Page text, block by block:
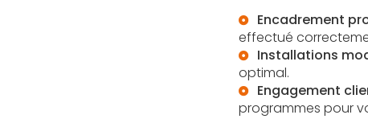
Encadrement
effectué
Installations
optimal.
Engagement
programmes pour